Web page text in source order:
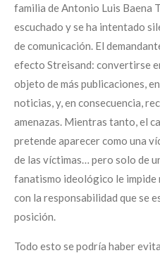
familia de Antonio Luis Baena
escuchado y se ha intentado
de comunicación. El
efecto Streisand: convertirse
objeto de más publicaciones,
noticias, y, en consecuencia,
amenazas. Mientras tanto, el
pretende aparecer como una
de las víctimas… pero solo de
fanatismo ideológico le impide
con la responsabilidad que se
posición.
Todo esto se podría haber